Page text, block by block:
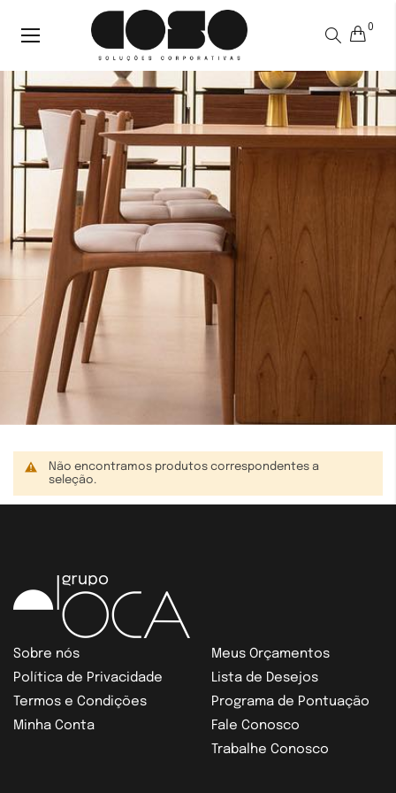
Alternar
0
Não encontramos produtos correspondentes a
seleção.
Sobre nós
Política de Privacidade
Termos e Condições
Minha Conta
Meus Orçamentos
Lista de Desejos
Programa de Pontuação
Fale Conosco
Trabalhe Conosco